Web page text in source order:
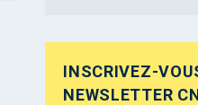
INSCRIVEZ-
NEWSLETTER